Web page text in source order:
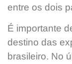
entre os dois
É importante
destino das
brasileiro. No